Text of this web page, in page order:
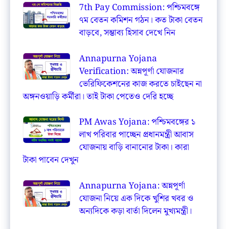
7th Pay Commission: পশ্চিমবঙ্গে
৭ম বেতন কমিশন গঠন। কত টাকা বেতন
বাড়বে, সম্ভাব্য হিসাব দেখে নিন
Annapurna Yojana
Verification: অন্নপূর্ণা যোজনার
ভেরিফিকেশনের কাজ করতে চাইছেন না
অঙ্গনওয়াড়ি কর্মীরা। তাই টাকা পেতেও দেরি হচ্ছে
PM Awas Yojana: পশ্চিমবঙ্গের ১
লাখ পরিবার পাচ্ছেন প্রধানমন্ত্রী আবাস
যোজনায় বাড়ি বানানোর টাকা। কারা
টাকা পাবেন দেখুন
Annapurna Yojana: অন্নপূর্ণা
যোজনা নিয়ে এক দিকে খুশির খবর ও
অন্যদিকে কড়া বার্তা দিলেন মুখ্যমন্ত্রী।